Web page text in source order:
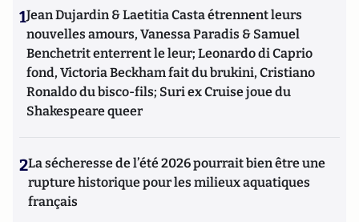
1Jean Dujardin & Laetitia Casta étrennent leurs
nouvelles amours, Vanessa Paradis & Samuel
Benchetrit enterrent le leur; Leonardo di Caprio
fond, Victoria Beckham fait du brukini, Cristiano
Ronaldo du bisco-fils; Suri ex Cruise joue du
Shakespeare queer
2La sécheresse de l’été 2026 pourrait bien être une
rupture historique pour les milieux aquatiques
français